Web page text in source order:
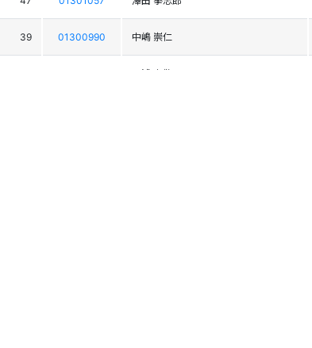
39 01300990 中嶋 崇仁
三浦 史敬